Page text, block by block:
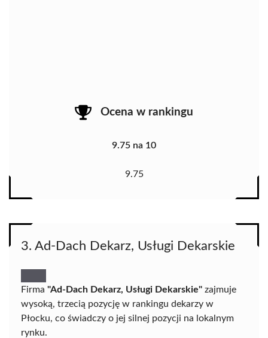
Ocena w rankingu
9.75 na 10
9.75
3. Ad-Dach Dekarz, Usługi Dekarskie
Firma "Ad-Dach Dekarz, Usługi Dekarskie" zajmuje
wysoką, trzecią pozycję w rankingu dekarzy w
Płocku, co świadczy o jej silnej pozycji na lokalnym
rynku.